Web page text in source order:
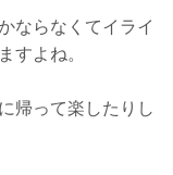
ならなくてイライ
すよね。
帰って楽したりし